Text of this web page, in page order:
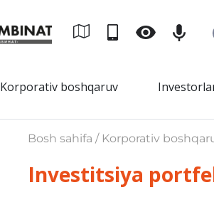
Korporativ boshqaruv
Bosh sahifa / Korporativ
Investitsiya